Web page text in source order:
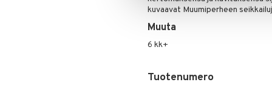
kuvaavat Muumiperheen
Muuta
6 kk+
Tuotenumero